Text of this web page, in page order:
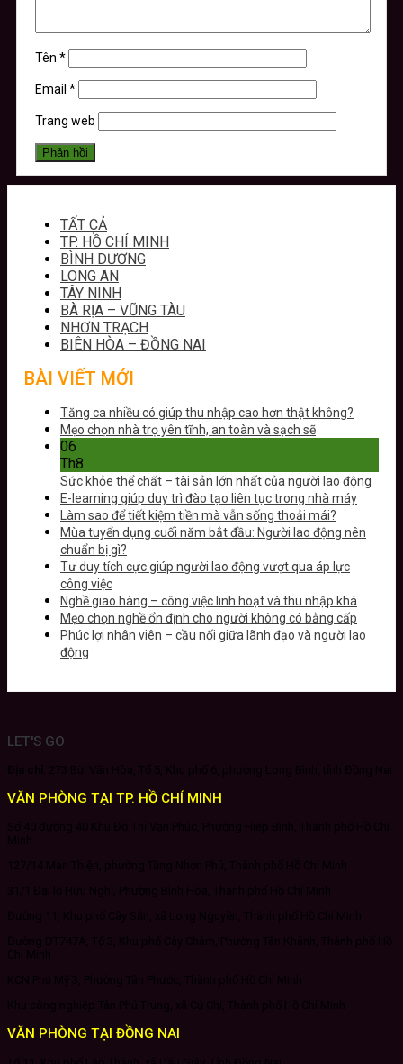
Tên *
Email *
Trang web
TẤT CẢ
TP. HỒ CHÍ MINH
BÌNH DƯƠNG
LONG AN
TÂY NINH
BÀ RỊA – VŨNG TÀU
NHƠN TRẠCH
BIÊN HÒA – ĐỒNG NAI
BÀI VIẾT MỚI
Tăng ca nhiều có giúp thu nhập cao hơn thật không?
Mẹo chọn nhà trọ yên tĩnh, an toàn và sạch sẽ
06
Th8
Sức khỏe thể chất – tài sản lớn nhất của người lao động
E-learning giúp duy trì đào tạo liên tục trong nhà máy
Làm sao để tiết kiệm tiền mà vẫn sống thoải mái?
Mùa tuyển dụng cuối năm bắt đầu: Người lao động nên
chuẩn bị gì?
Tư duy tích cực giúp người lao động vượt qua áp lực
công việc
Nghề giao hàng – công việc linh hoạt và thu nhập khá
Mẹo chọn nghề ổn định cho người không có bằng cấp
Phúc lợi nhân viên – cầu nối giữa lãnh đạo và người lao
động
LET'S GO
VĂN PHÒNG TẠI TP. HỒ CHÍ MINH
VĂN PHÒNG TẠI ĐỒNG NAI